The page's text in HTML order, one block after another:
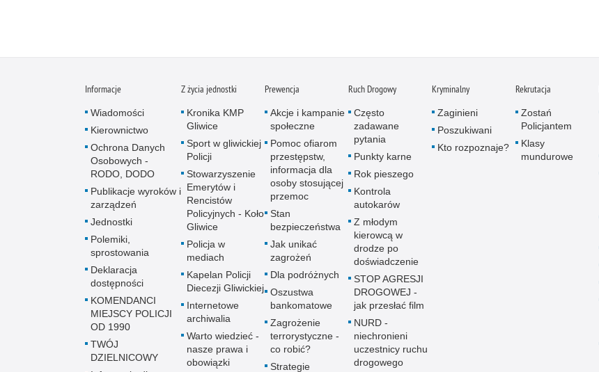
Informacje
Wiadomości
Kierownictwo
Ochrona Danych
Osobowych -
RODO, DODO
Publikacje wyroków i
zarządzeń
Jednostki
Polemiki,
sprostowania
Deklaracja
dostępności
KOMENDANCI
MIEJSCY POLICJI
OD 1990
TWÓJ
DZIELNICOWY
Z życia jednostki
Kronika KMP
Gliwice
Sport w gliwickiej
Policji
Stowarzyszenie
Emerytów i
Rencistów
Policyjnych - Koło
Gliwice
Policja w
mediach
Kapelan Policji
Diecezji Gliwickiej
Internetowe
archiwalia
Warto wiedzieć -
nasze prawa i
obowiązki
Prewencja
Akcje i kampanie
społeczne
Pomoc ofiarom
przestępstw,
informacja dla
osoby stosującej
przemoc
Stan
bezpieczeństwa
Jak unikać
zagrożeń
Dla podróżnych
Oszustwa
bankomatowe
Zagrożenie
terrorystyczne -
co robić?
Strategie
Ruch Drogowy
Często
zadawane
pytania
Punkty karne
Rok pieszego
Kontrola
autokarów
Z młodym
kierowcą w
drodze po
doświadczenie
STOP AGRESJI
DROGOWEJ -
jak przesłać film
NURD -
niechronieni
uczestnicy ruchu
drogowego
Kryminalny
Zaginieni
Poszukiwani
Kto rozpoznaje?
Rekrutacja
Zostań
Policjantem
Klasy
mundurowe